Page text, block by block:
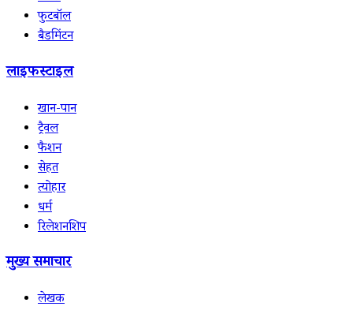
फुटबॉल
बैडमिंटन
लाइफस्टाइल
खान-पान
ट्रैवल
फैशन
सेहत
त्योहार
धर्म
रिलेशनशिप
मुख्य समाचार
लेखक